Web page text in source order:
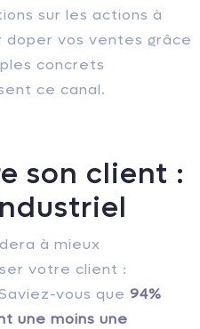
sur les actions à
vos ventes grâce
concrets
ce canal.
son client :
à mieux
votre client :
vous que 94%
une moins une